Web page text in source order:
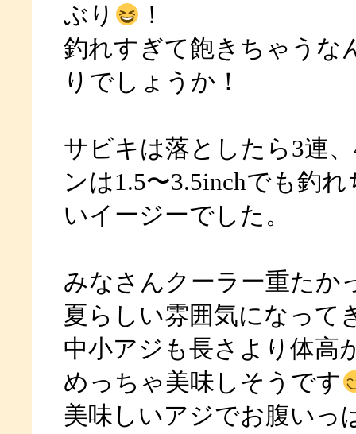
ぶり
！
釣れすぎて飽きちゃうな
りでしょうか！
サビキは落としたら3連
ンは1.5〜3.5inchでも釣
いイージーでした。
みなさんクーラー重たか
夏らしい雰囲気になって
中小アジも長さより体高
めっちゃ美味しそうです
美味しいアジでお腹いっ